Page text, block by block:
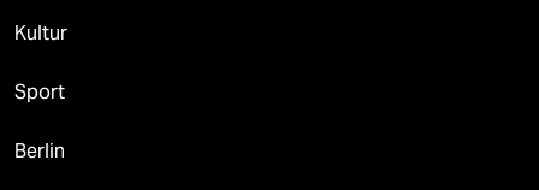
Kultur
Sport
Berlin